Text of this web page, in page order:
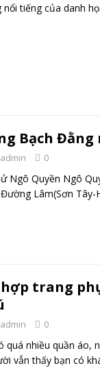
tiếng của danh
Bạch Đằng
admin 0
Ngô Quyền Ngô
Lâm(Sơn Tây-
trang
admin 0
quá nhiều quần áo,
vẫn thấy bạn có